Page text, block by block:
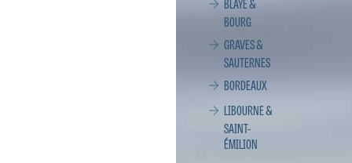
BOURG
GRAVES &
SAUTERNES
BORDEAUX
LIBOURNE &
SAINT-
ÉMILION